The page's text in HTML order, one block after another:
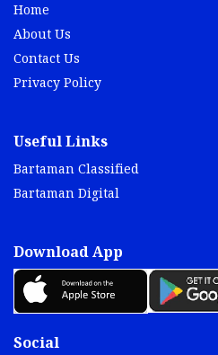
Home
About Us
Contact Us
Privacy Policy
Useful Links
Bartaman Classified
Bartaman Digital
Download App
Social